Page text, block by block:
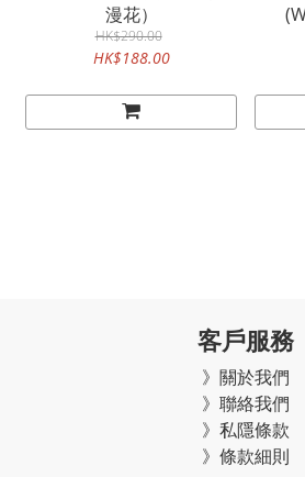
漫花）
HK$290.00
HK$188.00
客戶服務
》關於我們
》聯絡我們
》私隱條款
》條款細則